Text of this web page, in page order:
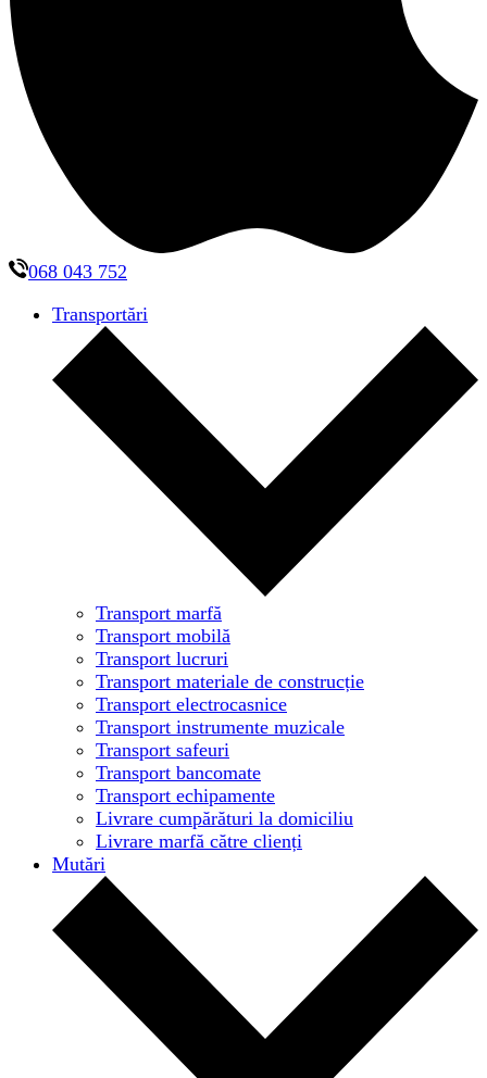
068 043 752
Transportări
Transport marfă
Transport mobilă
Transport lucruri
Transport materiale de construcție
Transport electrocasnice
Transport instrumente muzicale
Transport safeuri
Transport bancomate
Transport echipamente
Livrare cumpărături la domiciliu
Livrare marfă către clienți
Mutări